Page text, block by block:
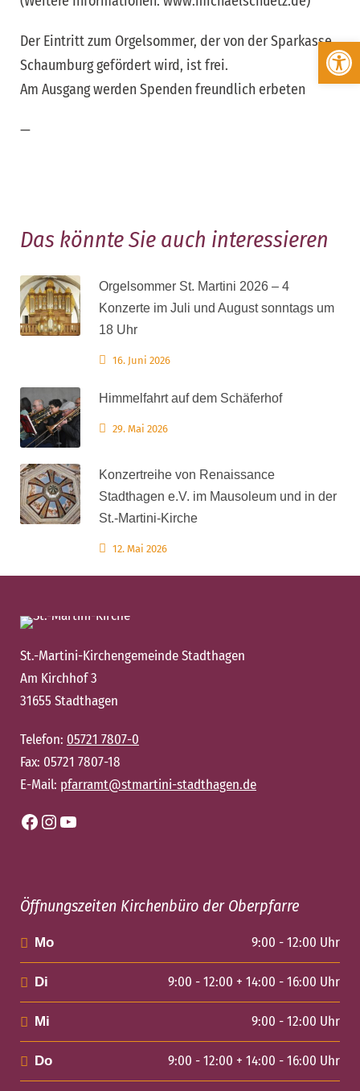
Werkzeugleiste öffnen
Der Eintritt zum Orgelsommer, der von der Sparkasse
Schaumburg gefördert wird, ist frei.
Am Ausgang werden Spenden freundlich erbeten
—
Das könnte Sie auch interessieren
Orgelsommer St. Martini 2026 – 4
Konzerte im Juli und August sonntags um
18 Uhr
16. Juni 2026
Himmelfahrt auf dem Schäferhof
29. Mai 2026
Konzertreihe von Renaissance
Stadthagen e.V. im Mausoleum und in der
St.-Martini-Kirche
12. Mai 2026
St.-Martini-Kirchengemeinde Stadthagen
Am Kirchhof 3
31655 Stadthagen
Telefon: 05721 7807-0
Fax: 05721 7807-18
E-Mail: pfarramt@stmartini-stadthagen.de
Facebook Instagram YouTube
Öffnungszeiten Kirchenbüro der Oberpfarre
Mo 9:00 - 12:00 Uhr
Di 9:00 - 12:00 + 14:00 - 16:00 Uhr
Mi 9:00 - 12:00 Uhr
Do 9:00 - 12:00 + 14:00 - 16:00 Uhr